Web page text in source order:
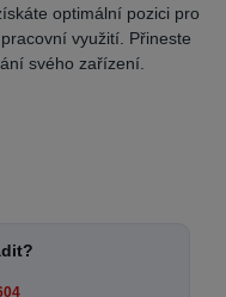
optimální pozici pro
využití. Přineste
svého zařízení.